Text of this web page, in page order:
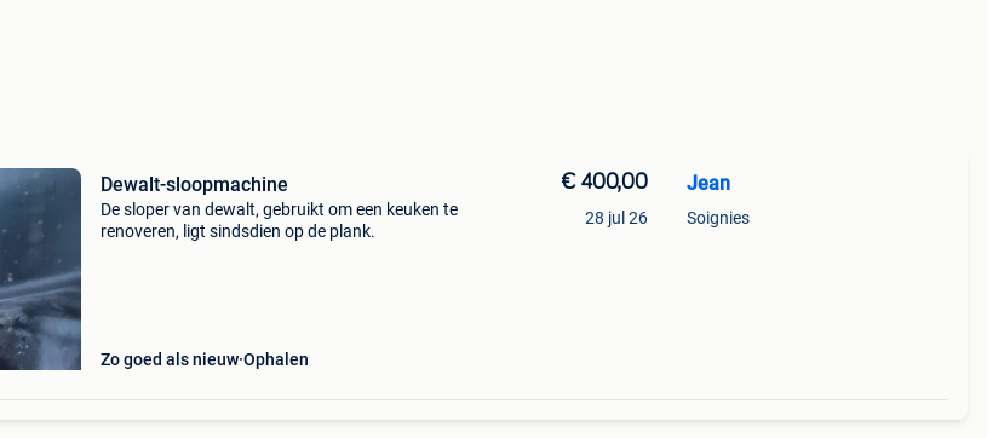
Dewalt-sloopmachine
De sloper van dewalt, gebruikt om een keuken te
renoveren, ligt sindsdien op de plank.
Zo goed als nieuw Ophalen
€ 400,00
28 jul 26
Jean
Soignies